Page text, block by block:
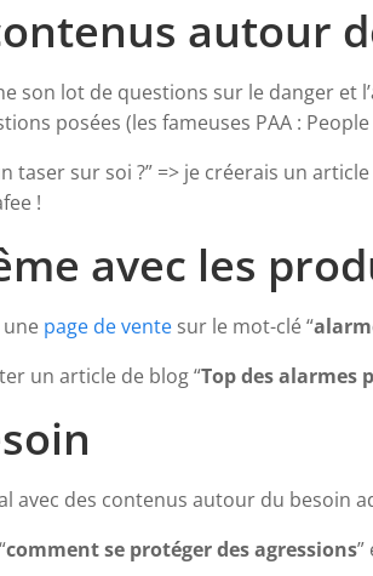
autour
son lot de questions sur le danger et
posées (les fameuses PAA :
taser sur soi ?” => je créerais un
!
avec les
une page de vente sur le mot-clé “
un article de blog “Top des alarmes
avec des contenus autour du besoin
comment se protéger des agressions”